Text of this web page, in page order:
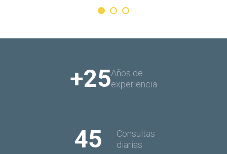
+25Años de
experiencia
45
Consultas
diarias